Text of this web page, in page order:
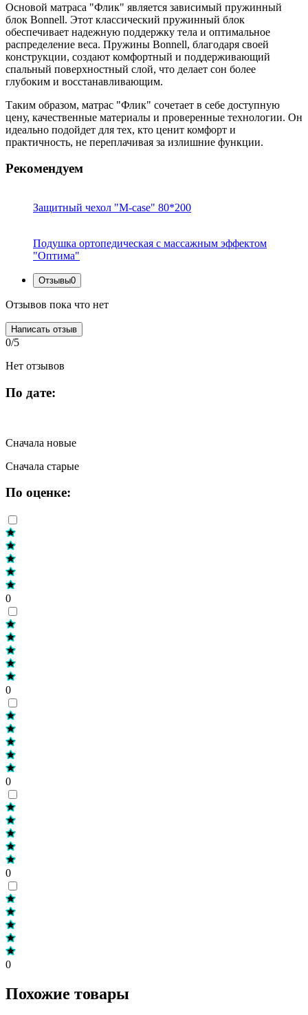
Основой матраса "Флик" является зависимый пружинный
блок Bonnell. Этот классический пружинный блок
обеспечивает надежную поддержку тела и оптимальное
распределение веса. Пружины Bonnell, благодаря своей
конструкции, создают комфортный и поддерживающий
спальный поверхностный слой, что делает сон более
глубоким и восстанавливающим.
Таким образом, матрас "Флик" сочетает в себе доступную
цену, качественные материалы и проверенные технологии. Он
идеально подойдет для тех, кто ценит комфорт и
практичность, не переплачивая за излишние функции.
Рекомендуем
Защитный чехол "M-case" 80*200
Подушка ортопедическая с массажным эффектом
"Оптима"
Отзывы0
Отзывов пока что нет
Написать отзыв
0/5
Нет отзывов
По дате:
Сначала новые
Сначала старые
По оценке:
0
0
0
0
0
Похожие товары